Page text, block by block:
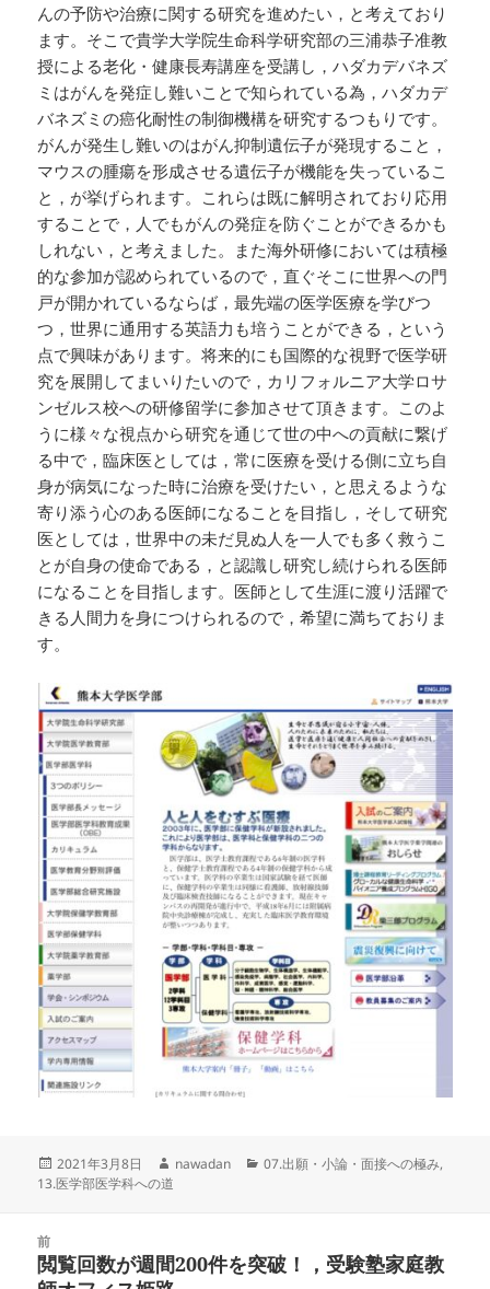
んの予防や治療に関する研究を進めたい，と考えており
ます。そこで貴学大学院生命科学研究部の三浦恭子准教
授による老化・健康長寿講座を受講し，ハダカデバネズ
ミはがんを発症し難いことで知られている為，ハダカデ
バネズミの癌化耐性の制御機構を研究するつもりです。
がんが発生し難いのはがん抑制遺伝子が発現すること，
マウスの腫瘍を形成させる遺伝子が機能を失っているこ
と，が挙げられます。これらは既に解明されており応用
することで，人でもがんの発症を防ぐことができるかも
しれない，と考えました。また海外研修においては積極
的な参加が認められているので，直ぐそこに世界への門
戸が開かれているならば，最先端の医学医療を学びつ
つ，世界に通用する英語力も培うことができる，という
点で興味があります。将来的にも国際的な視野で医学研
究を展開してまいりたいので，カリフォルニア大学ロサ
ンゼルス校への研修留学に参加させて頂きます。このよ
うに様々な視点から研究を通じて世の中への貢献に繋げ
る中で，臨床医としては，常に医療を受ける側に立ち自
身が病気になった時に治療を受けたい，と思えるような
寄り添う心のある医師になることを目指し，そして研究
医としては，世界中の未だ見ぬ人を一人でも多く救うこ
とが自身の使命である，と認識し研究し続けられる医師
になることを目指します。医師として生涯に渡り活躍で
きる人間力を身につけられるので，希望に満ちておりま
す。
投
稿
2021年3月8日
作
nawadan
カ
07.出願・小論・面接への極み,
13.医学部医学科への道
前
前
閲覧回数が週間200件を突破！，受験塾家庭教